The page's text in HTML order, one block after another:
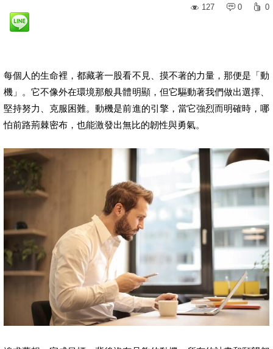
127
0 0
每個人的生命裡，都藏著一股看不見、摸不著的力量，那便是「動
機」。它不像外在環境那般具體明顯，但它驅動著我們做出選擇、
堅持努力、克服困難。動機是前進的引擎，當它強烈而明確時，哪
怕前路荊棘密布，也能激發出無比的韌性與勇氣。